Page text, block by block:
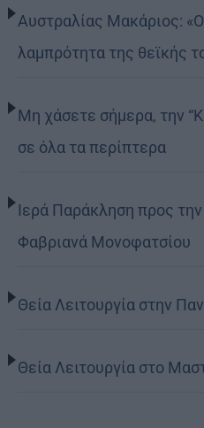
Αυστραλίας Μακάριος:
λαμπρότητα της θεϊκής
Μη χάσετε σήμερα, την
σε όλα τα περίπτερα
Ιερά Παράκληση προς
Φαβριανά Μονοφατσίου
Θεία Λειτουργία στην
Θεία Λειτουργία στο